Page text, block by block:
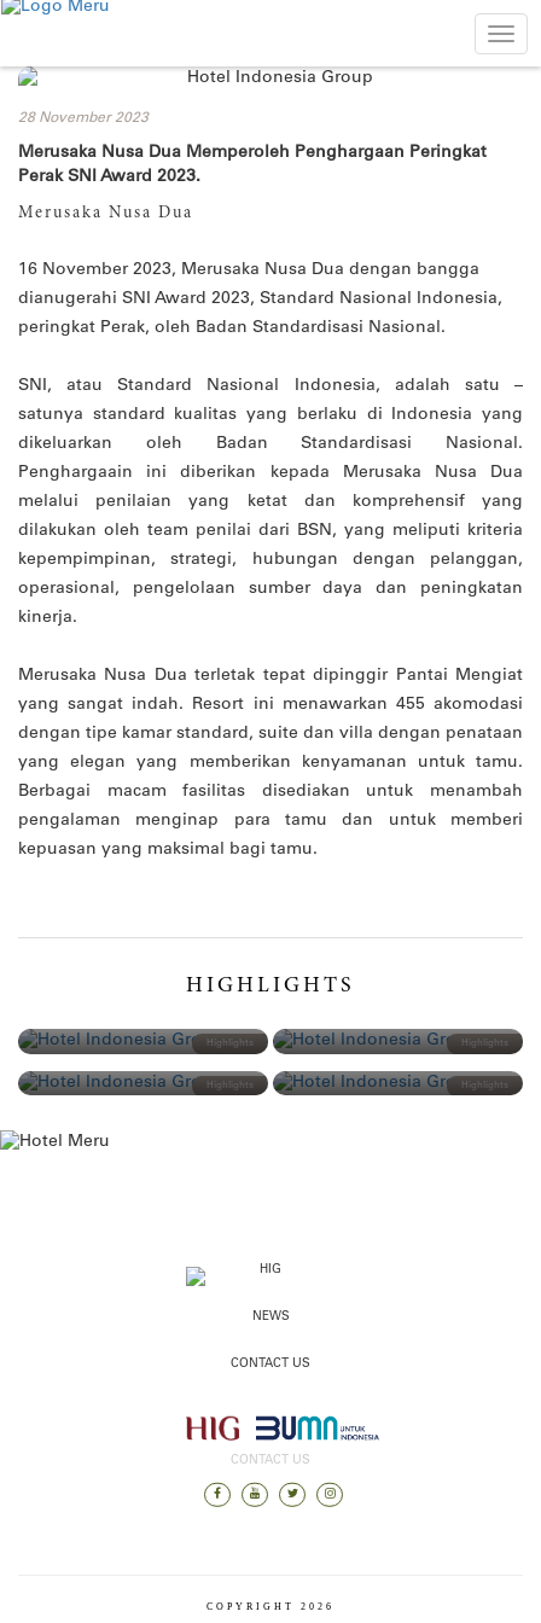
28 November 2023
Merusaka Nusa Dua Memperoleh Penghargaan Peringkat
Perak SNI Award 2023.
Merusaka Nusa Dua
16 November 2023, Merusaka Nusa Dua dengan bangga
dianugerahi SNI Award 2023, Standard Nasional Indonesia,
peringkat Perak, oleh Badan Standardisasi Nasional.
SNI, atau Standard Nasional Indonesia, adalah satu –
satunya standard kualitas yang berlaku di Indonesia yang
dikeluarkan oleh Badan Standardisasi Nasional.
Penghargaain ini diberikan kepada Merusaka Nusa Dua
melalui penilaian yang ketat dan komprehensif yang
dilakukan oleh team penilai dari BSN, yang meliputi kriteria
kepempimpinan, strategi, hubungan dengan pelanggan,
operasional, pengelolaan sumber daya dan peningkatan
kinerja.
Merusaka Nusa Dua terletak tepat dipinggir Pantai Mengiat
yang sangat indah. Resort ini menawarkan 455 akomodasi
dengan tipe kamar standard, suite dan villa dengan penataan
yang elegan yang memberikan kenyamanan untuk tamu.
Berbagai macam fasilitas disediakan untuk menambah
pengalaman menginap para tamu dan untuk memberi
kepuasan yang maksimal bagi tamu.
HIGHLIGHTS
Highlights Highlights
12 March 2024
Highlights
22 February 2024
Details
Highlights
18 January 2024
Details
HIG
NEWS
CONTACT US
CONTACT US
COPYRIGHT 2026